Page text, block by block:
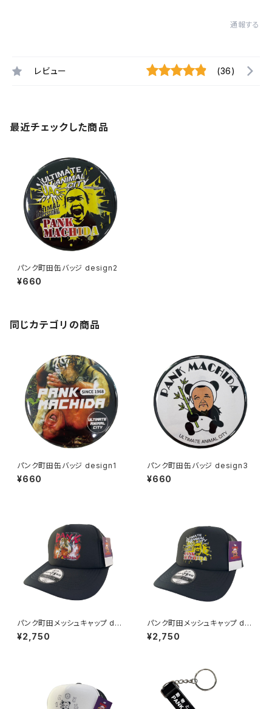
通報する
レビュー (36)
最近チェックした商品
パンク町田缶バッジ design2
¥660
同じカテゴリの商品
パンク町田缶バッジ design1
¥660
パンク町田缶バッジ design3
¥660
パンク町田メッシュキャップ des
ign1
¥2,750
パンク町田メッシュキャップ des
ign2
¥2,750